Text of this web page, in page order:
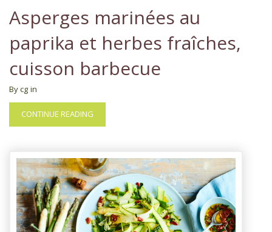
Asperges marinées au
paprika et herbes fraîches,
cuisson barbecue
By cg in
CONTINUE READING